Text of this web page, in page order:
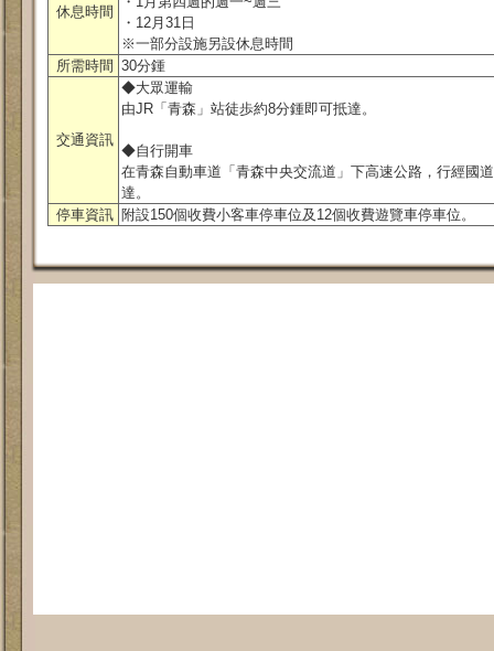
休息時間
・12月31日
※一部分設施另設休息時間
所需時間 30分鍾
交通資訊
◆大眾運輸
由JR「青森」站徒歩約8分鍾即可抵達。
◆自行開車
在青森自動車道「青森中央交流道」下高速公路，行經國
達。
停車資訊 附設150個收費小客車停車位及12個收費遊覽車停車位。